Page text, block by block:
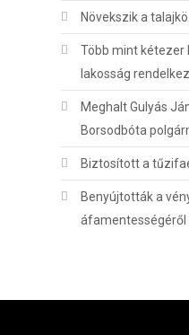
Növekszik a
Több mint kétezer
lakosság
Meghalt Gulyás
Borsodbóta
Biztosított a
Benyújtották a